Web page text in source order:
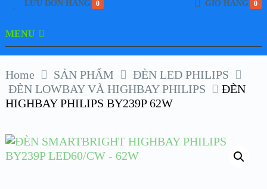
LƯU ĐƠN HÀNG 0 GIỎ HÀNG 0
MENU
Home SẢN PHẨM
ĐÈN LED PHILIPS
ĐÈN LOWBAY VÀ HIGHBAY PHILIPS
ĐÈN
HIGHBAY PHILIPS BY239P 62W